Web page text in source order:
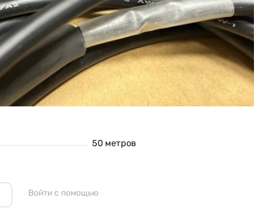
50 метров
Войти с помощью